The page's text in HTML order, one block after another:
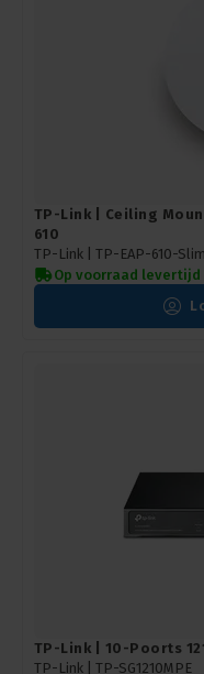
TP-Link | Ceiling
610
TP-Link | TP-EAP-610-Slim
Op voorraad levertijd
TP-Link | 10-Poorts
TP-Link | TP-SG1210MPE